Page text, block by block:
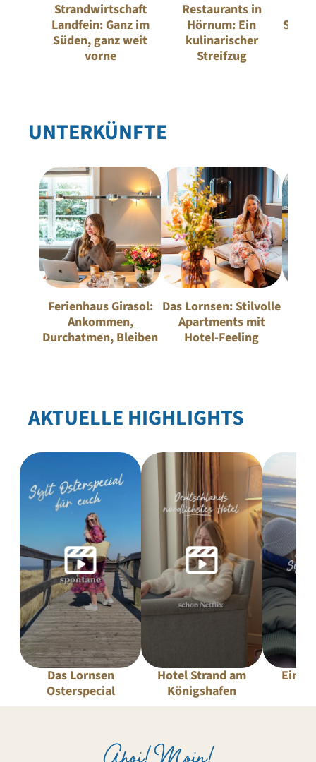
Strandwirtschaft
Landfein: Ganz im
Süden, ganz weit
vorne
Restaurants in
Hörnum: Ein
kulinarischer
Streifzug
UNTERKÜNFTE
Ferienhaus Girasol:
Ankommen,
Durchatmen, Bleiben
Das Lornsen: Stilvolle
Apartments mit
Hotel-Feeling
AKTUELLE HIGHLIGHTS
Das Lornsen
Osterspecial
Hotel Strand am
Königshafen
Ein